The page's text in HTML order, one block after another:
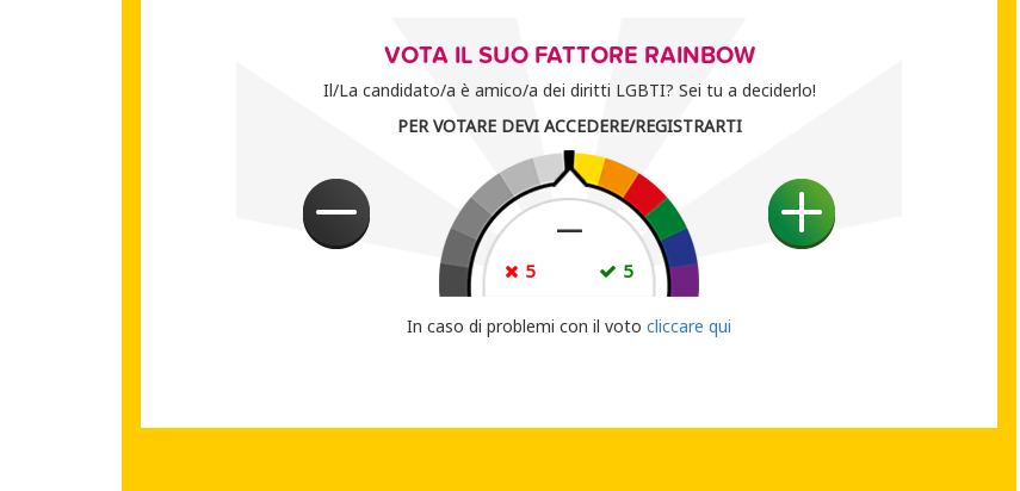
VOTA IL SUO FATTORE RAINBOW
Il/La candidato/a è amico/a dei diritti LGBTI? Sei tu a deciderlo!
PER VOTARE DEVI ACCEDERE/REGISTRARTI
—
5 5
CONDIVIDI IL TUO VOTO
In caso di problemi con il voto cliccare qui